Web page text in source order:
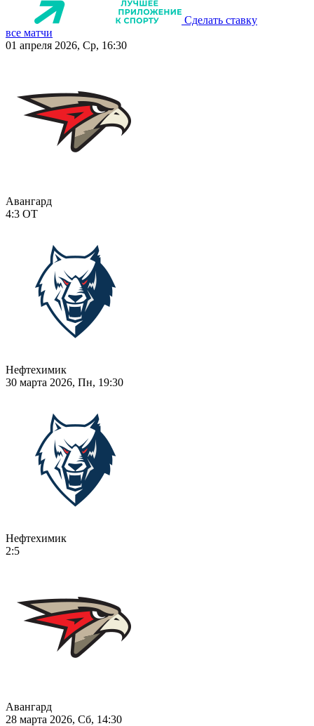
Сделать ставку
все матчи
01 апреля 2026, Ср, 16:30
Авангард
4:3 ОТ
Нефтехимик
30 марта 2026, Пн, 19:30
Нефтехимик
2:5
Авангард
28 марта 2026, Сб, 14:30